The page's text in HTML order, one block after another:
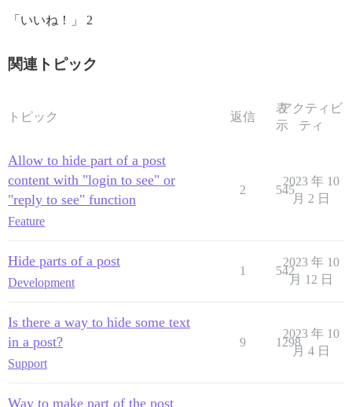
「いいね！」 2
関連トピック
トピック 返信
表
示
アクティビ
ティ
Allow to hide part of a post
content with "login to see" or
"reply to see" function
Feature
2 545
2023 年 10
月 2 日
Hide parts of a post
Development
1 542
2023 年 10
月 12 日
Is there a way to hide some text
in a post?
Support
9 1298
2023 年 10
月 4 日
Way to make part of the post